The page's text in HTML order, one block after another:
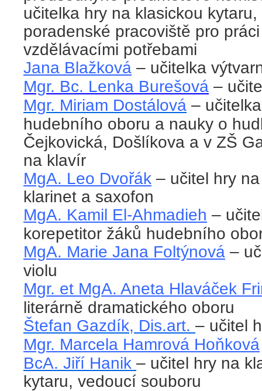
učitelka hry na klasickou
poradenské pracoviště pro
vzdělávacími potřebami
Jana Blažková – učitelka
Mgr. Bc. Lenka Burešová –
Mgr. Miriam Dostálová –
hudebního oboru a nauky o
Čejkovická, Došlíkova a v ZŠ
na klavír
MgA. Leo Dvořák – učitel hry
klarinet a saxofon
MgA. Kamil El-Ahmadieh –
korepetitor žáků hudebního
MgA. Marie Jana Foltýnová –
violu
Mgr. et MgA. Aneta Hlaváček
literárně dramatického oboru
Štefan Gazdík, Dis.art. – učitel
Mgr. Marcela Hamrová Hoňková
BcA. Jiří Hanik – učitel hry na
kytaru, vedoucí souboru